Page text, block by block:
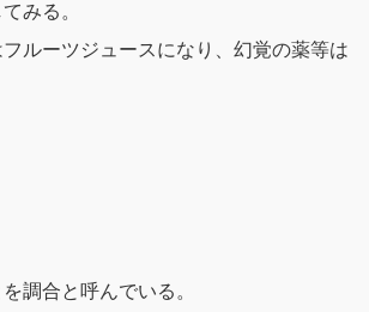
みる。
ルーツジュースになり、幻覚の薬等は
調合と呼んでいる。